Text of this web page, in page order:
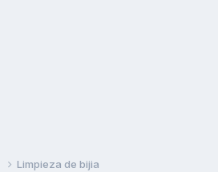
Limpieza de bijia